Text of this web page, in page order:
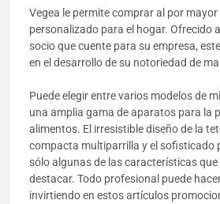
Vegea le permite comprar al por
personalizado para el hogar. Ofrecido
socio que cuente para su empresa,
en el desarrollo de su notoriedad de
Puede elegir entre varios modelos de
una amplia gama de aparatos para la
alimentos. El irresistible diseño de la
compacta multiparrilla y el sofisticado
sólo algunas de las características
destacar. Todo profesional puede
invirtiendo en estos artículos